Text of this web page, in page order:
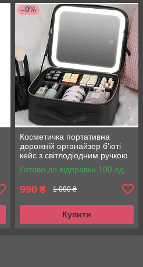
–9%
Косметичка портативна
дорожній органайзер б'юті
кейс з світлодіодним ручкою
LED-підсвічуванням і
дзеркалом
Готово до відправки 100 од.
990 ₴ 1 090 ₴
Купити